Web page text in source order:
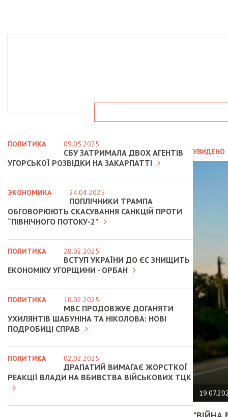
УВИДЕНО
ПОЛИТИКА 09.05.2025
СБУ ЗАТРИМАЛА ДВОХ АГЕНТІВ
УГОРСЬКОЇ РОЗВІДКИ НА ЗАКАРПАТТІ
ЭКОНОМИКА 24.04.2025
ПОПЛІЧНИКИ ТРАМПА
ОБГОВОРЮЮТЬ СКАСУВАННЯ САНКЦІЙ ПРОТИ
“ПІВНІЧНОГО ПОТОКУ-2”
ПОЛИТИКА 28.02.2025
ВСТУП УКРАЇНИ ДО ЄС ЗНИЩИТЬ
ЕКОНОМІКУ УГОРЩИНИ - ОРБАН
ПОЛИТИКА 10.02.2025
МВС ПРОДОВЖУЄ ДОГАНЯТИ
УХИЛЯНТІВ ШАБУНІНА ТА НІКОЛОВА: НОВІ
ПОДРОБИЦІ СПРАВ
ПОЛИТИКА 02.02.2025
ДРАПАТИЙ ВИМАГАЄ ЖОРСТКОЇ
РЕАКЦІЇ ВЛАДИ НА ВБИВСТВА ВІЙСЬКОВИХ ТЦК